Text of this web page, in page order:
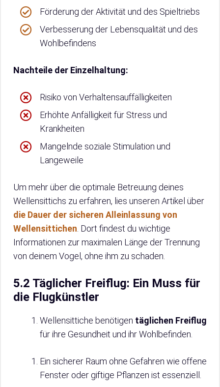
Förderung der Aktivität und des Spieltriebs
Verbesserung der Lebensqualität und des
Wohlbefindens
Nachteile der Einzelhaltung:
Risiko von Verhaltensauffälligkeiten
Erhöhte Anfälligkeit für Stress und
Krankheiten
Mangelnde soziale Stimulation und
Langeweile
Um mehr über die optimale Betreuung deines
Wellensittichs zu erfahren, lies unseren Artikel über
die Dauer der sicheren Alleinlassung von
Wellensittichen . Dort findest du wichtige
Informationen zur maximalen Länge der Trennung
von deinem Vogel, ohne ihm zu schaden.
5.2 Täglicher Freiflug: Ein Muss für
die Flugkünstler
Wellensittiche benötigen täglichen Freiflug
für ihre Gesundheit und ihr Wohlbefinden.
Ein sicherer Raum ohne Gefahren wie offene
Fenster oder giftige Pflanzen ist essenziell.